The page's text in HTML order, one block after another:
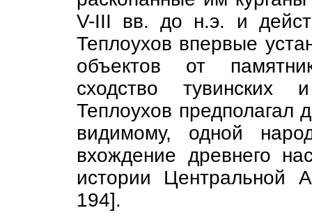
V-III вв. до н.э. и
Теплоухов впервые
объектов от
сходство тувинских
Теплоухов предполагал
видимому, одной
вхождение древнего
истории Центральной
194].